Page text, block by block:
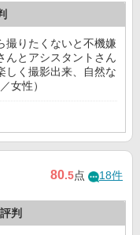
撮りたくないと不機嫌
んとアシスタントさん
しく撮影出来、自然な
女性）
80.5点 18件
判